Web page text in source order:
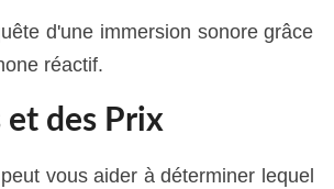
d'une immersion sonore grâce
réactif.
et des Prix
vous aider à déterminer lequel